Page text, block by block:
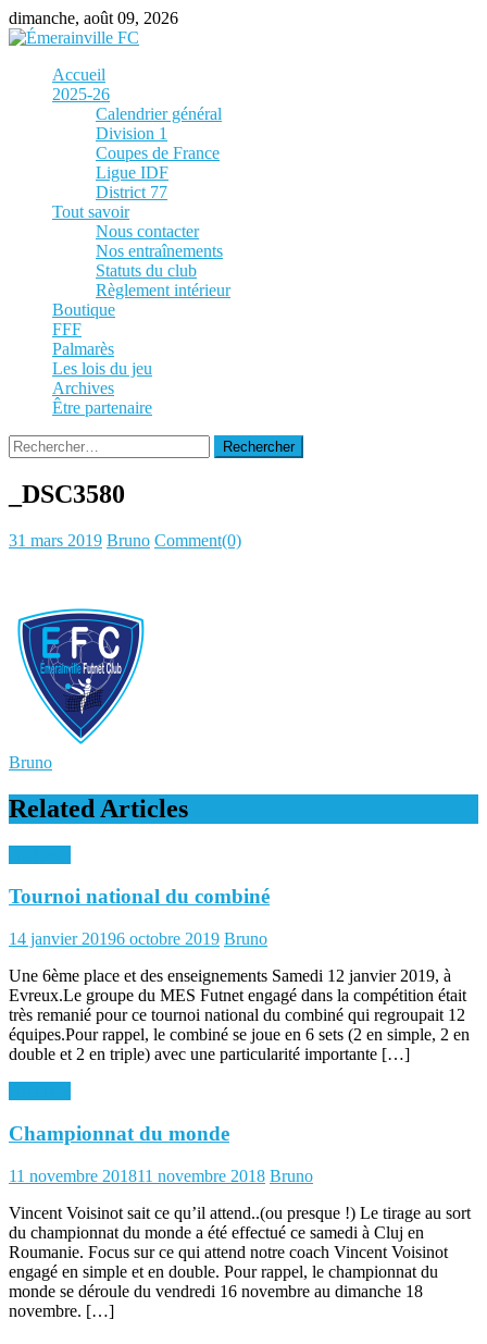
Skip
to
dimanche, août 09, 2026
Accueil
2025-26
Calendrier général
Division 1
Coupes de France
Ligue IDF
District 77
Tout savoir
Nous contacter
Nos entraînements
Statuts du club
Règlement intérieur
Boutique
FFF
Palmarès
Les lois du jeu
Archives
Être partenaire
Rechercher :
_DSC3580
Posted
31 mars 2019 Author
Bruno Comment(0)
Bruno
Related Articles
Tournoi national du combiné
Posted
14 janvier 20196 octobre 2019 Author
Bruno
Une 6ème place et des enseignements Samedi 12 janvier 2019, à
Evreux.Le groupe du MES Futnet engagé dans la compétition était
très remanié pour ce tournoi national du combiné qui regroupait 12
équipes.Pour rappel, le combiné se joue en 6 sets (2 en simple, 2 en
double et 2 en triple) avec une particularité importante […]
Championnat du monde
Posted
11 novembre 201811 novembre 2018 Author
Bruno
Vincent Voisinot sait ce qu’il attend..(ou presque !) Le tirage au sort
du championnat du monde a été effectué ce samedi à Cluj en
Roumanie. Focus sur ce qui attend notre coach Vincent Voisinot
engagé en simple et en double. Pour rappel, le championnat du
monde se déroule du vendredi 16 novembre au dimanche 18
novembre. […]